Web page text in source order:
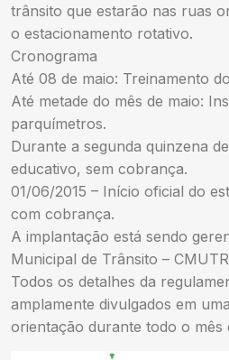
trânsito que estarão nas ruas
o estacionamento rotativo.
Cronograma
Até 08 de maio: Treinamento
Até metade do mês de maio:
parquímetros.
Durante a segunda quinzena
educativo, sem cobrança.
01/06/2015 – Início oficial do
com cobrança.
A implantação está sendo
Municipal de Trânsito –
Todos os detalhes da
amplamente divulgados em
orientação durante todo o mês